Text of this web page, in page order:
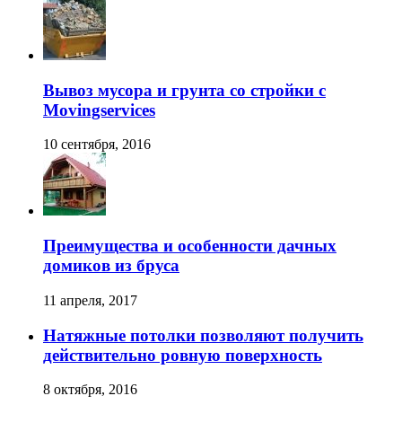
Вывоз мусора и грунта со стройки с
Movingservices
10 сентября, 2016
Преимущества и особенности дачных
домиков из бруса
11 апреля, 2017
Натяжные потолки позволяют получить
действительно ровную поверхность
8 октября, 2016